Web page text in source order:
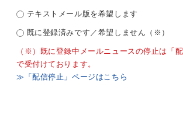
テキストメール版を希望します
既に登録済みです／希望しません（※）
（※）既に登録中メールニュースの停止は「
で受付けております。
≫「配信停止」ページはこちら